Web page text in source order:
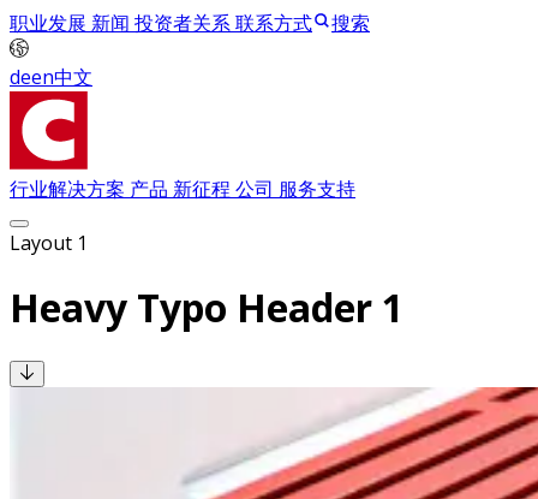
职业发展 新闻 投资者关系联系方式 搜索
deen中文
行业解决方案 产品 新征程 公司 服务支持
Layout 1
Heavy Typo Header 1